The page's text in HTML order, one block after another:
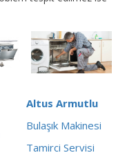
Altus Armutlu
Bulaşık Makinesi
Tamirci Servisi